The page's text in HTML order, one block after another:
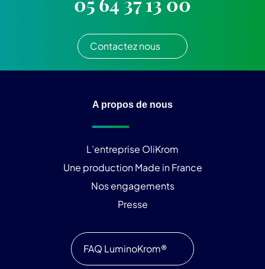
Contactez nous
A propos de nous
L’entreprise OliKrom
Une production Made in France
Nos engagements
Presse
FAQ LuminoKrom®